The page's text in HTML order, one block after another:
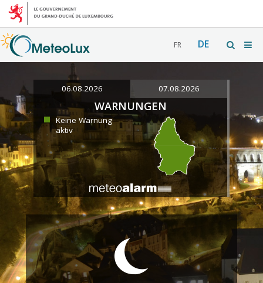
FR DE
06.08.2026 07.08.2026
WARNUNGEN
Keine Warnung
aktiv